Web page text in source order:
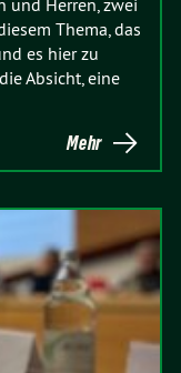
und Herren, zwei
Thema, das
es hier zu
Absicht, eine
Mehr